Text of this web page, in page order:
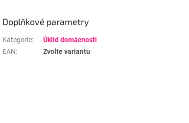
Doplňkové parametry
Kategorie:
Úklid domácnosti
EAN: Zvolte variantu